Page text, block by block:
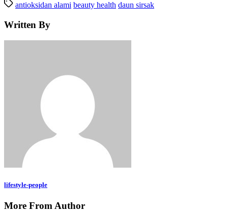
antioksidan alami beauty health daun sirsak
Written By
lifestyle-people
More From Author